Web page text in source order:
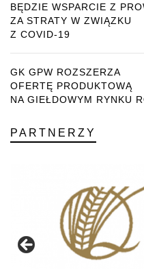
BĘDZIE WSPARCIE Z
ZA STRATY W ZWIĄZKU
Z COVID-19
GK GPW ROZSZERZA
OFERTĘ PRODUKTOWĄ
NA GIEŁDOWYM RYNKU
PARTNERZY